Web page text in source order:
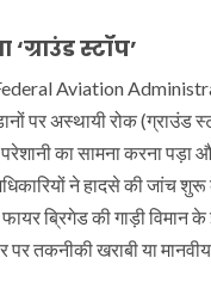
स्टॉप’
Aviation
पर अस्थायी रोक (ग्राउंड
का सामना करना पड़ा
ने हादसे की जांच
फायर ब्रिगेड की गाड़ी विमान
तकनीकी खराबी या